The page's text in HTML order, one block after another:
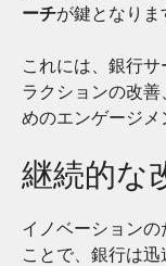
ーチが鍵となりま
これには、銀行
ラクションの改
めのエンゲージメ
継続的な
イノベーション
ことで、銀行は